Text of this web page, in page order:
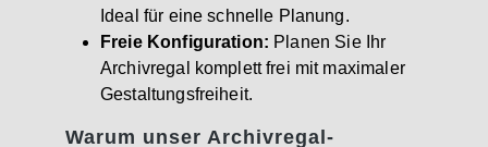
Ideal für eine schnelle Planung.
Freie Konfiguration: Planen Sie Ihr
Archivregal komplett frei mit maximaler
Gestaltungsfreiheit.
Warum unser Archivregal-